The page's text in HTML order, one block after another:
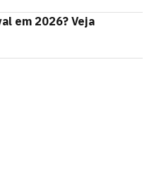
em 2026? Veja